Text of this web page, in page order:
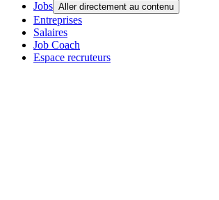
Jobs Aller directement au contenu
Entreprises
Salaires
Job Coach
Espace recruteurs